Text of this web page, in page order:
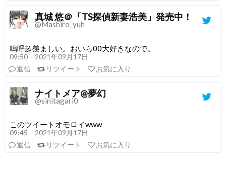
真城 悠＠「TS探偵新妻浩美」発売中！
@Mashiro_yuh
嗚呼超羨ましい。おいら00大好きなので。
09:50 – 2021年09月17日
返信
リツイート お気に入り
ナイトメア@夢幻
@sinitagari0
このツイートオモロイwww
09:45 – 2021年09月17日
返信
リツイート お気に入り